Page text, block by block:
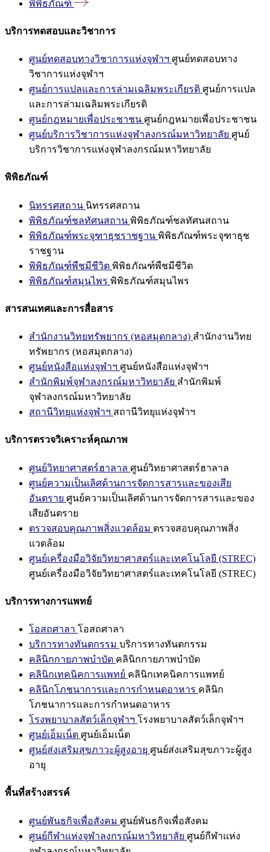
พิพิธภัณฑ์
บริการทดสอบและวิชาการ
ศูนย์ทดสอบทางวิชาการแห่งจุฬาฯ ศูนย์ทดสอบทาง
วิชาการแห่งจุฬาฯ
ศูนย์การแปลและการล่ามเฉลิมพระเกียรติ ศูนย์การแปล
และการล่ามเฉลิมพระเกียรติ
ศูนย์กฎหมายเพื่อประชาชน ศูนย์กฎหมายเพื่อประชาชน
ศูนย์บริการวิชาการแห่งจุฬาลงกรณ์มหาวิทยาลัย ศูนย์
บริการวิชาการแห่งจุฬาลงกรณ์มหาวิทยาลัย
พิพิธภัณฑ์
นิทรรศสถาน นิทรรศสถาน
พิพิธภัณฑ์ชลทัศนสถาน พิพิธภัณฑ์ชลทัศนสถาน
พิพิธภัณฑ์พระจุฑาธุชราชฐาน พิพิธภัณฑ์พระจุฑาธุช
ราชฐาน
พิพิธภัณฑ์พืชมีชีวิต พิพิธภัณฑ์พืชมีชีวิต
พิพิธภัณฑ์สมุนไพร พิพิธภัณฑ์สมุนไพร
สารสนเทศและการสื่อสาร
สำนักงานวิทยทรัพยากร (หอสมุดกลาง) สำนักงานวิทย
ทรัพยากร (หอสมุดกลาง)
ศูนย์หนังสือแห่งจุฬาฯ ศูนย์หนังสือแห่งจุฬาฯ
สำนักพิมพ์จุฬาลงกรณ์มหาวิทยาลัย สำนักพิมพ์
จุฬาลงกรณ์มหาวิทยาลัย
สถานีวิทยุแห่งจุฬาฯ สถานีวิทยุแห่งจุฬาฯ
บริการตรวจวิเคราะห์คุณภาพ
ศูนย์วิทยาศาสตร์ฮาลาล ศูนย์วิทยาศาสตร์ฮาลาล
ศูนย์ความเป็นเลิศด้านการจัดการสารและของเสีย
อันตราย ศูนย์ความเป็นเลิศด้านการจัดการสารและของ
เสียอันตราย
ตรวจสอบคุณภาพสิ่งแวดล้อม ตรวจสอบคุณภาพสิ่ง
แวดล้อม
ศูนย์เครื่องมือวิจัยวิทยาศาสตร์และเทคโนโลยี (STREC)
ศูนย์เครื่องมือวิจัยวิทยาศาสตร์และเทคโนโลยี (STREC)
บริการทางการแพทย์
โอสถศาลา โอสถศาลา
บริการทางทันตกรรม บริการทางทันตกรรม
คลินิกกายภาพบำบัด คลินิกกายภาพบำบัด
คลินิกเทคนิคการแพทย์ คลินิกเทคนิคการแพทย์
คลินิกโภชนาการและการกำหนดอาหาร คลินิก
โภชนาการและการกำหนดอาหาร
โรงพยาบาลสัตว์เล็กจุฬาฯ โรงพยาบาลสัตว์เล็กจุฬาฯ
ศูนย์เอ็มเน็ต ศูนย์เอ็มเน็ต
ศูนย์ส่งเสริมสุขภาวะผู้สูงอายุ ศูนย์ส่งเสริมสุขภาวะผู้สูง
อายุ
พื้นที่สร้างสรรค์
ศูนย์พันธกิจเพื่อสังคม ศูนย์พันธกิจเพื่อสังคม
ศูนย์กีฬาแห่งจุฬาลงกรณ์มหาวิทยาลัย ศูนย์กีฬาแห่ง